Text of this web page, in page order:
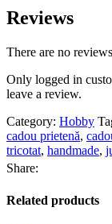
Reviews
There are no
Only logged in
leave a review.
Category: Hobby
cadou prietenă,
tricotat, handmade,
Share:
Related products